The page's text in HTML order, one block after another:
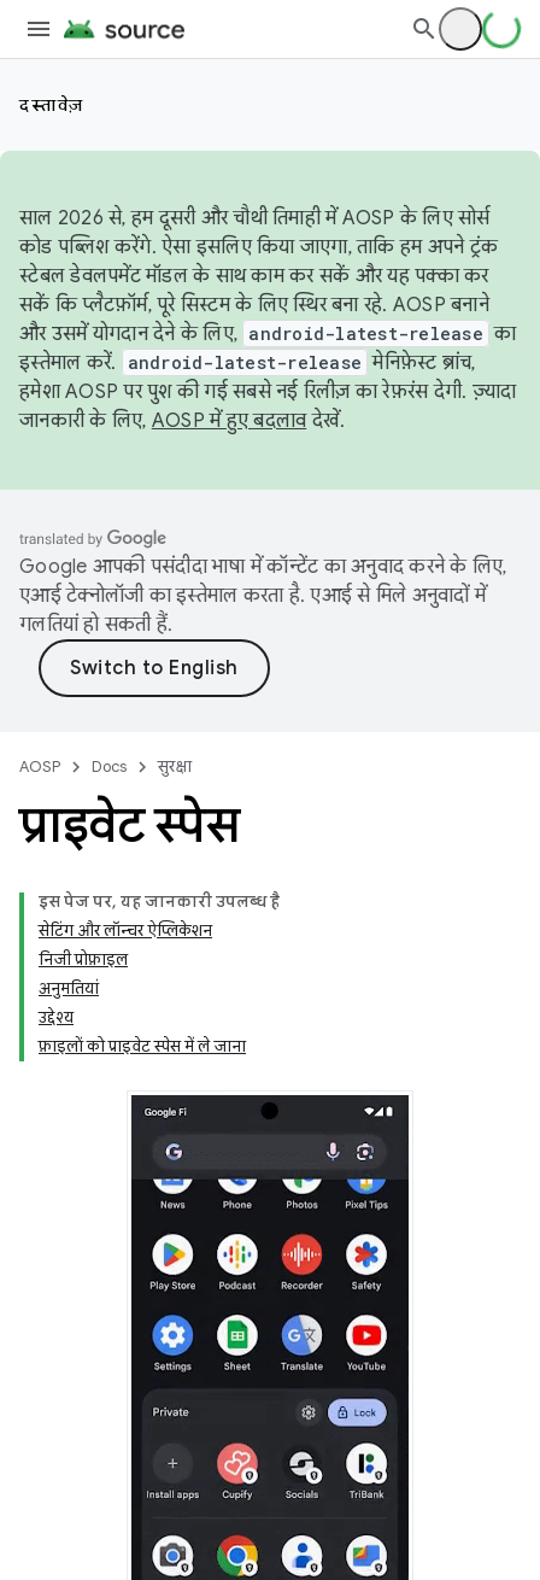
दस्तावेज़
साल 2026 से, हम दूसरी और चौथी तिमाही में AOSP के लिए सोर्स
कोड पब्लिश करेंगे. ऐसा इसलिए किया जाएगा, ताकि हम अपने ट्रंक
स्टेबल डेवलपमेंट मॉडल के साथ काम कर सकें और यह पक्का कर
सकें कि प्लैटफ़ॉर्म, पूरे सिस्टम के लिए स्थिर बना रहे. AOSP बनाने
और उसमें योगदान देने के लिए, android-latest-release का
इस्तेमाल करें.
android-latest-release मेनिफ़ेस्ट ब्रांच,
हमेशा AOSP पर पुश की गई सबसे नई रिलीज़ का रेफ़रंस देगी. ज़्यादा
जानकारी के लिए, AOSP में हुए बदलावदेखें.
Google आपकी पसंदीदा भाषा में कॉन्टेंट का अनुवाद करने के लिए,
एआई टेक्नोलॉजी का इस्तेमाल करता है. एआई से मिले अनुवादों में
गलतियां हो सकती हैं.
AOSP Docs सुरक्षा
प्राइवेट स्पेस
इस पेज पर, यह जानकारी उपलब्ध है
सेटिंग और लॉन्चर ऐप्लिकेशन
निजी प्रोफ़ाइल
अनुमतियां
उद्देश्य
फ़ाइलों को प्राइवेट स्पेस में ले जाना